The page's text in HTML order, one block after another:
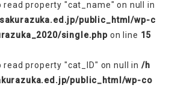
property "cat_name" on null in
public_html/wp-c
single.php on line 15
property "cat_ID" on null in /h
public_html/wp-co